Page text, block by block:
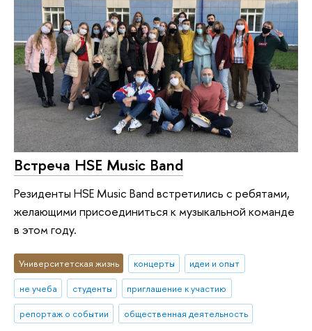
Встреча HSE Music Band
Резиденты HSE Music Band встретились с ребятами,
желающими присоединиться к музыкальной команде
в этом году.
Университетская жизнь концерты
идеи и опыт
не учеба
студенты
приглашение к участию
репортаж о событии
общественная деятельность